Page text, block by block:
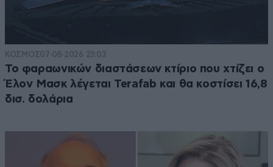
ΚΟΣΜΟΣ07·08·2026 23:03
Το φαραωνικών διαστάσεων κτίριο που χτίζει ο
Έλον Μασκ λέγεται Terafab και θα κοστίσει 16,8
δισ. δολάρια